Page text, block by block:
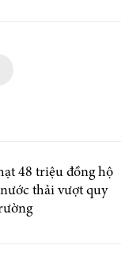
48 triệu đồng hộ
thải vượt quy